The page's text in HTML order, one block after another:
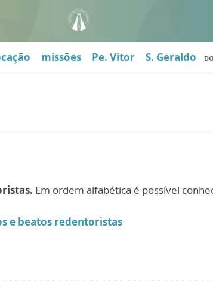
missões Pe. Vitor S. Geraldo
Em ordem alfabética é possível
e beatos redentoristas